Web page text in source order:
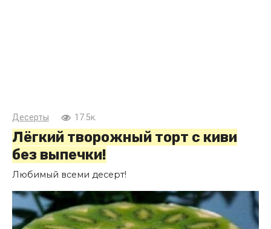
Десерты 17.5к.
Лёгкий творожный торт с киви
без выпечки!
Любимый всеми десерт!